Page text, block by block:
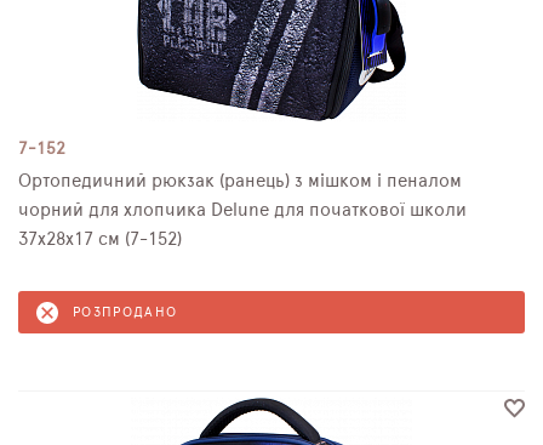
7-152
Ортопедичний рюкзак (ранець) з мішком і пеналом
чорний для хлопчика Delune для початкової школи
37х28х17 см (7-152)
РОЗПРОДАНО